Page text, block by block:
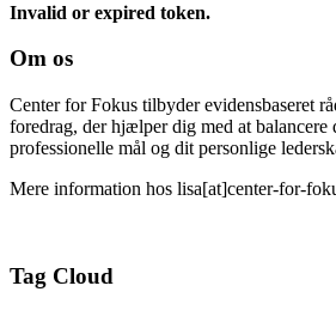
Invalid or expired token.
Om os
Center for Fokus tilbyder evidensbaseret
foredrag, der hjælper dig med at
professionelle mål og dit personlige
Mere information hos lisa[at]center-for-
Tag Cloud